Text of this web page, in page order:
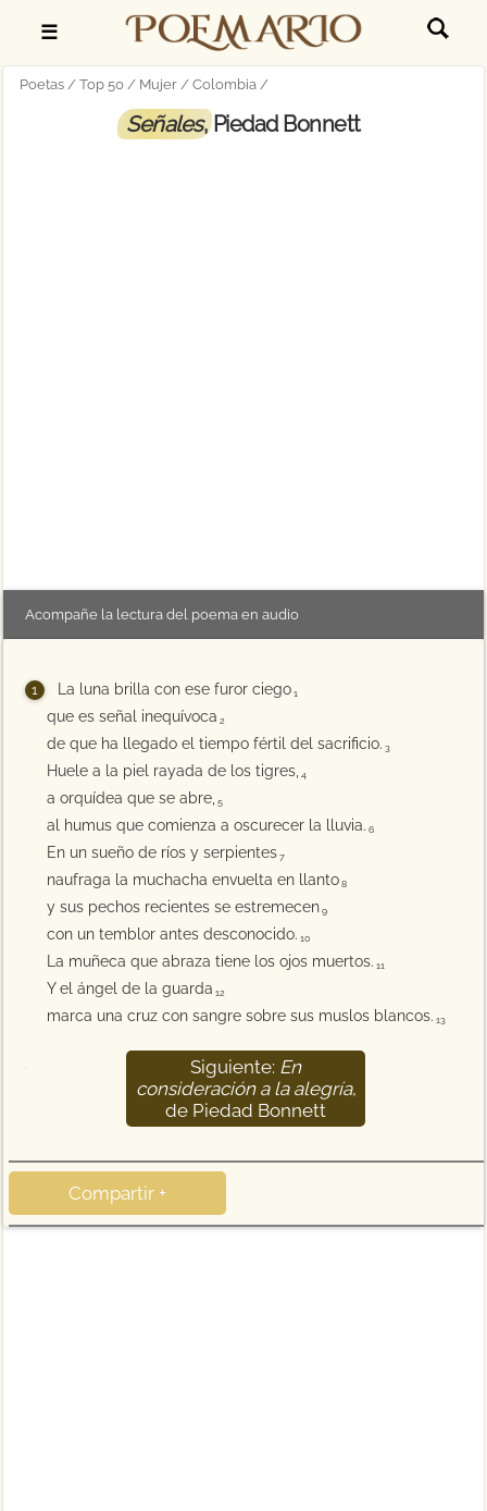
☰
Poetas Top 50 Mujer Colombia
Señales, Piedad Bonnett
Acompañe la lectura del poema en audio
La luna brilla con ese furor ciego 1
que es señal inequívoca 2
de que ha llegado el tiempo fértil del sacrificio. 3
Huele a la piel rayada de los tigres, 4
a orquídea que se abre, 5
al humus que comienza a oscurecer la lluvia. 6
En un sueño de ríos y serpientes 7
naufraga la muchacha envuelta en llanto 8
y sus pechos recientes se estremecen 9
con un temblor antes desconocido. 10
La muñeca que abraza tiene los ojos muertos. 11
Y el ángel de la guarda 12
marca una cruz con sangre sobre sus muslos blancos. 13
Siguiente: En
consideración a la alegría,
de Piedad Bonnett
Compartir +